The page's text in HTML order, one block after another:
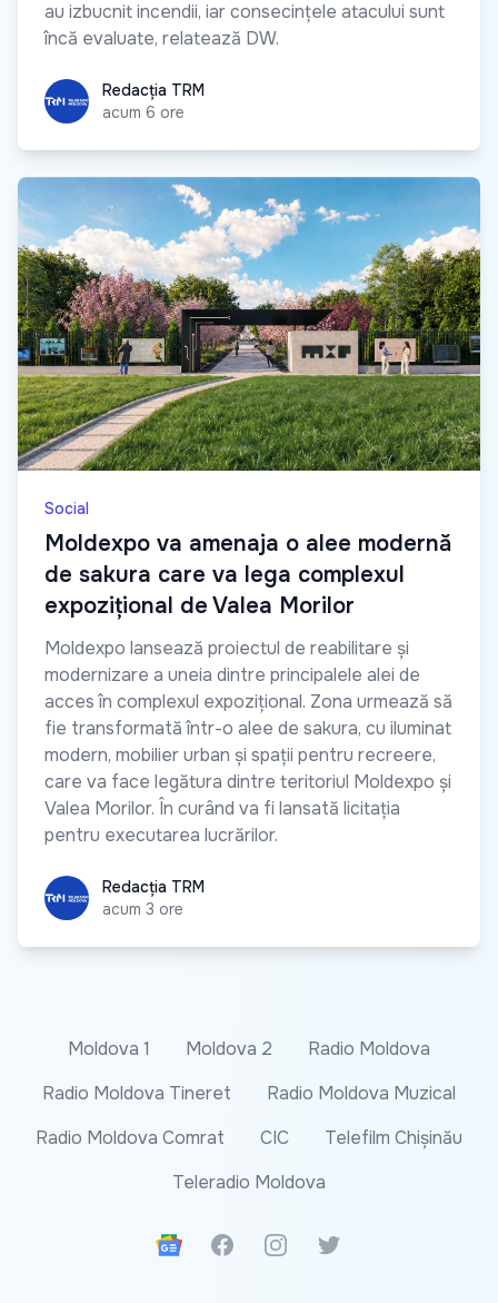
au izbucnit incendii, iar consecințele atacului sunt
încă evaluate, relatează DW.
Redacția TRM
Redacția TRM
acum 6 ore
Social
Moldexpo va amenaja o alee modernă
de sakura care va lega complexul
expozițional de Valea Morilor
Moldexpo lansează proiectul de reabilitare și
modernizare a uneia dintre principalele alei de
acces în complexul expozițional. Zona urmează să
fie transformată într-o alee de sakura, cu iluminat
modern, mobilier urban și spații pentru recreere,
care va face legătura dintre teritoriul Moldexpo și
Valea Morilor. În curând va fi lansată licitația
pentru executarea lucrărilor.
Redacția TRM
Redacția TRM
acum 3 ore
Moldova 1 Moldova 2
Radio Moldova
Radio Moldova Tineret
Radio Moldova Muzical
Radio Moldova Comrat
CIC
Telefilm Chișinău
Teleradio Moldova
Google News
FacebookInstagramTwitter